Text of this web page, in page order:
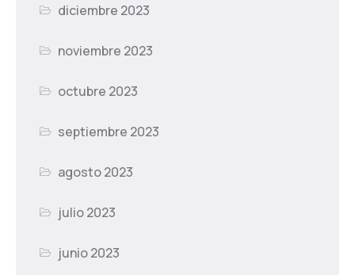
diciembre 2023
noviembre 2023
octubre 2023
septiembre 2023
agosto 2023
julio 2023
junio 2023